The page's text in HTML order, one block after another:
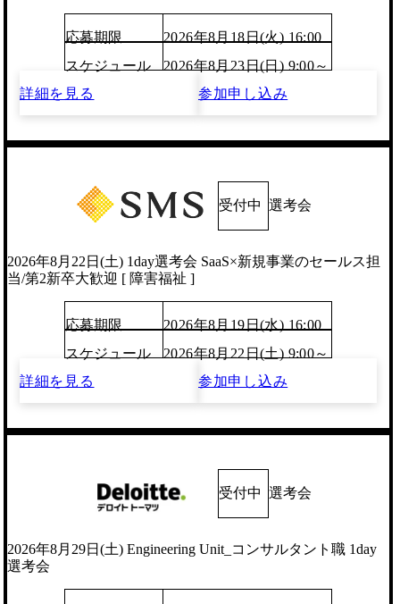
応募期限
2026年8月18日(火) 16:00
スケジュール
2026年8月23日(日) 9:00～
詳細を見る
参加申し込み
受付中 選考会
2026年8月22日(土) 1day選考会 SaaS×新規事業のセールス担
当/第2新卒大歓迎 [ 障害福祉 ]
応募期限
2026年8月19日(水) 16:00
スケジュール
2026年8月22日(土) 9:00～
詳細を見る
参加申し込み
受付中 選考会
2026年8月29日(土) Engineering Unit_コンサルタント職 1day
選考会